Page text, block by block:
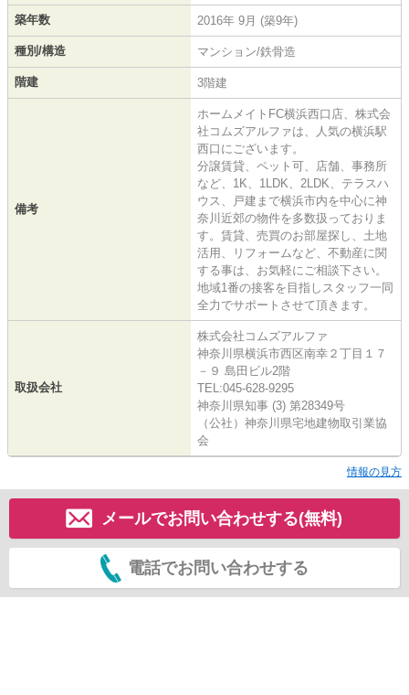
築年数 2016年 9月 (築9年)
種別/構造 マンション/鉄骨造
階建 3階建
備考
ホームメイトFC横浜西口店、株式会
社コムズアルファは、人気の横浜駅
西口にございます。
分譲賃貸、ペット可、店舗、事務所
など、1K、1LDK、2LDK、テラスハ
ウス、戸建まで横浜市内を中心に神
奈川近郊の物件を多数扱っておりま
す。賃貸、売買のお部屋探し、土地
活用、リフォームなど、不動産に関
する事は、お気軽にご相談下さい。
地域1番の接客を目指しスタッフ一同
全力でサポートさせて頂きます。
取扱会社
株式会社コムズアルファ
神奈川県横浜市西区南幸２丁目１７
－９ 島田ビル2階
TEL:045-628-9295
神奈川県知事 (3) 第28349号
（公社）神奈川県宅地建物取引業協
会
情報の見方
メールでお問い合わせする(無料)
電話でお問い合わせする